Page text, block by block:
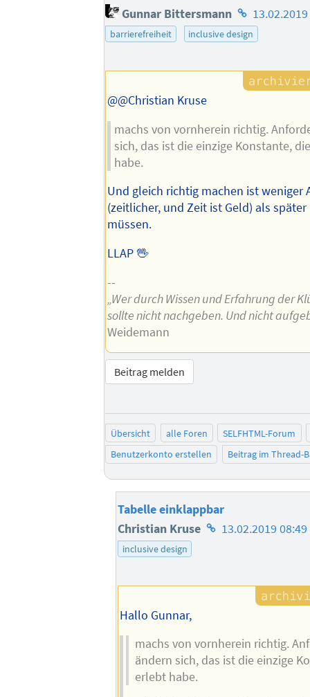
Gunnar Bittersmann Homepage
des
barrierefreiheit inclusive design
@@Christian Kruse
machs von vornherein richtig.
sich, das ist die einzige Konstante,
habe.
Und gleich richtig machen ist weniger
(zeitlicher, und Zeit ist Geld) als
müssen.
LLAP 🖖
--
„Wer durch Wissen und Erfahrung der
sollte nicht nachgeben. Und nicht
Weidemann
Beitrag melden
Übersicht alle Foren
SELFHTML-Forum
Benutzerkonto erstellen
Beitrag im Thread-
Tabelle einklappbar
Christian Kruse Homepage
13.02.2019 08:49
inclusive design
Hallo Gunnar,
machs von vornherein richtig.
ändern sich, das ist die einzige
erlebt habe.